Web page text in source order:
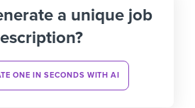
a unique job
ONE IN SECONDS WITH AI